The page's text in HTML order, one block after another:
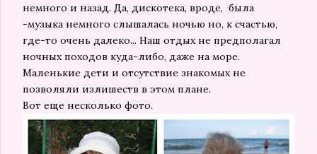
немного и назад. Да, дискотека, вроде, была
-музыка немного слышалась ночью но, к счастью,
где-то очень далеко... Наш отдых не предполагал
ночных походов куда-либо, даже на море.
Маленькие дети и отсутствие знакомых не
позволяли излишеств в этом плане.
Вот еще несколько фото.